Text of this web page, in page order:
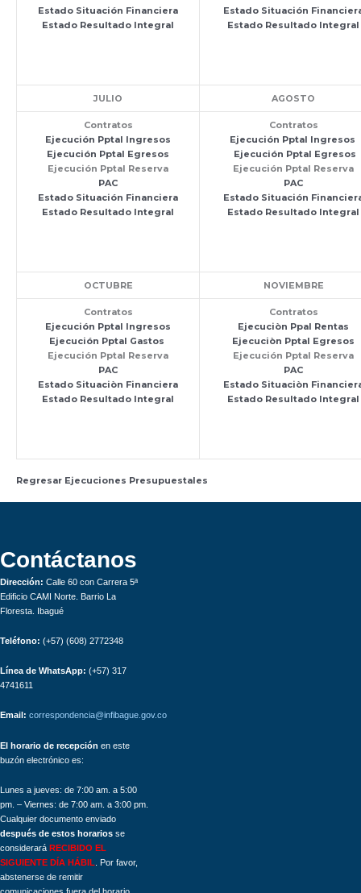
Estado Situación Financiera
Estado Resultado Integral
Estado Situación
Estado Resultado Integral
JULIO AGOSTO
Contratos
Ejecución Pptal Ingresos
Ejecución Pptal Egresos
Ejecución Pptal Reserva
PAC
Estado Situación Financiera
Estado Resultado Integral
Contratos
Ejecución Pptal Ingresos
Ejecución Pptal Egresos
Ejecución Pptal Reserva
PAC
Estado Situación
Estado Resultado Integral
OCTUBRE NOVIEMBRE
Contratos
Ejecución Pptal Ingresos
Ejecución Pptal Gastos
Ejecución Pptal Reserva
PAC
Estado Situaciòn Financiera
Estado Resultado Integral
Contratos
Ejecuciòn Ppal Rentas
Ejecuciòn Pptal Egresos
Ejecución Pptal Reserva
PAC
Estado Situaciòn
Estado Resultado Integral
Regresar Ejecuciones Presupuestales
Contáctanos
Dirección: Calle 60 con Carrera 5ª
Edificio CAMI Norte. Barrio La
Floresta. Ibagué
Teléfono: (+57) (608) 2772348
Línea de WhatsApp: (+57) 317
4741611
Email: correspondencia@infibague.gov.co
El horario de recepción en este
buzón electrónico es:
Lunes a jueves: de 7:00 am. a 5:00
pm. – Viernes: de 7:00 am. a 3:00 pm.
Cualquier documento enviado
después de estos horarios se
considerará RECIBIDO EL
SIGUIENTE DÍA HÁBIL . Por favor,
abstenerse de remitir